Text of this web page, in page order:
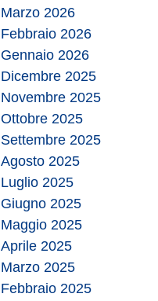
Marzo 2026
Febbraio 2026
Gennaio 2026
Dicembre 2025
Novembre 2025
Ottobre 2025
Settembre 2025
Agosto 2025
Luglio 2025
Giugno 2025
Maggio 2025
Aprile 2025
Marzo 2025
Febbraio 2025